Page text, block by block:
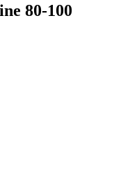
80-100